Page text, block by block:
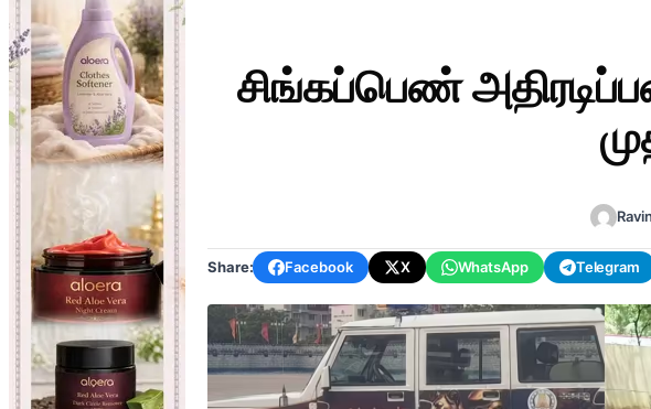
சிங்கப்பெண்
Share: Facebook X WhatsApp Telegram